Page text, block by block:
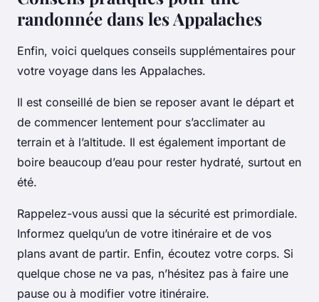
randonnée dans les Appalaches
Enfin, voici quelques conseils supplémentaires pour
votre voyage dans les Appalaches.
Il est conseillé de bien se reposer avant le départ et
de commencer lentement pour s’acclimater au
terrain et à l’altitude. Il est également important de
boire beaucoup d’eau pour rester hydraté, surtout en
été.
Rappelez-vous aussi que la sécurité est primordiale.
Informez quelqu’un de votre itinéraire et de vos
plans avant de partir. Enfin, écoutez votre corps. Si
quelque chose ne va pas, n’hésitez pas à faire une
pause ou à modifier votre itinéraire.